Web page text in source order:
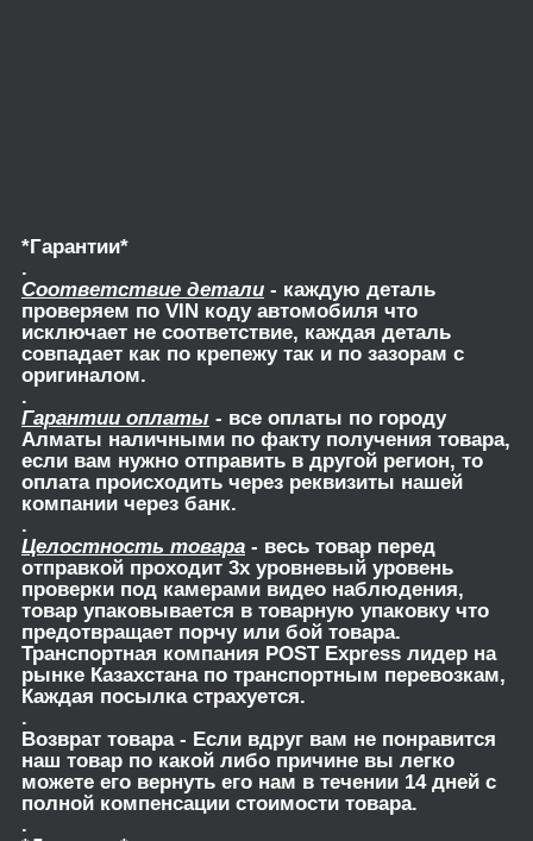
*Гарантии*
.
Соответствие детали - каждую деталь
проверяем по VIN коду автомобиля что
исключает не соответствие, каждая деталь
совпадает как по крепежу так и по зазорам с
оригиналом.
.
Гарантии оплаты - все оплаты по городу
Алматы наличными по факту получения товара,
если вам нужно отправить в другой регион, то
оплата происходить через реквизиты нашей
компании через банк.
.
Целостность товара - весь товар перед
отправкой проходит 3х уровневый уровень
проверки под камерами видео наблюдения,
товар упаковывается в товарную упаковку что
предотвращает порчу или бой товара.
Транспортная компания POST Express лидер на
рынке Казахстана по транспортным перевозкам,
Каждая посылка страхуется.
.
Возврат товара- Если вдруг вам не понравится
наш товар по какой либо причине вы легко
можете его вернуть его нам в течении 14 дней с
полной компенсации стоимости товара.
.